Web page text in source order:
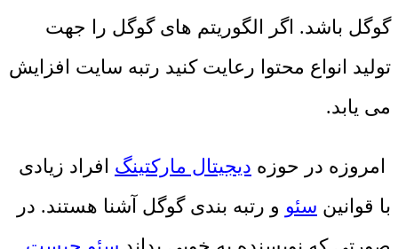
گوگل باشد. اگر الگوریتم ‌های گوگل را جهت
تولید انواع محتوا رعایت کنید رتبه سایت افزایش
می‌ یابد.
امروزه در حوزه دیجیتال مارکتینگ افراد زیادی
با قوانین سئو و رتبه ‌بندی گوگل آشنا هستند. در